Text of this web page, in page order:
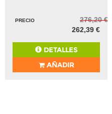
PRECIO
276,20 €
262,39 €
DETALLES
AÑADIR